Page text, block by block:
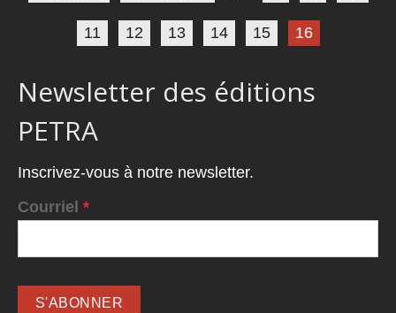
11 12 13 14 15 16
Newsletter des éditions
PETRA
Inscrivez-vous à notre newsletter.
Courriel *